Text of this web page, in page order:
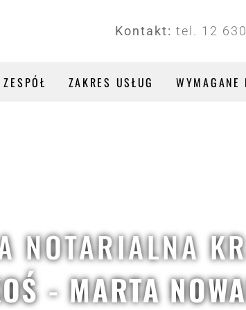
Kontakt: tel. 12
ZESPÓŁ ZAKRES USŁUG WYMAGANE
NOTARIALNA
- MARTA